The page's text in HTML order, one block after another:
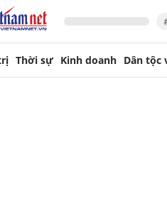
Thời sự Kinh doanh Dân tộc